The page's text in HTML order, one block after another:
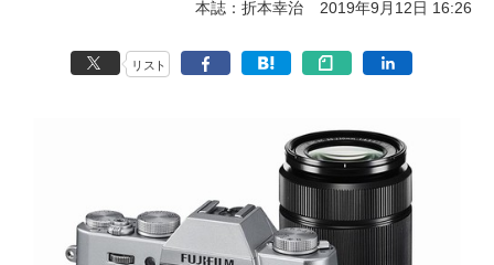
本誌：折本幸治 2019年9月12日 16:26
リスト